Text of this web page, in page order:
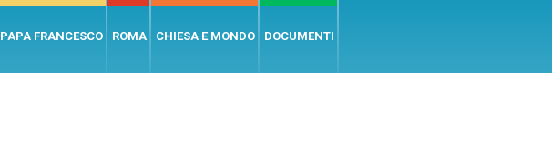
PAPA FRANCESCO ROMA CHIESA E MONDO DOCUMENTI